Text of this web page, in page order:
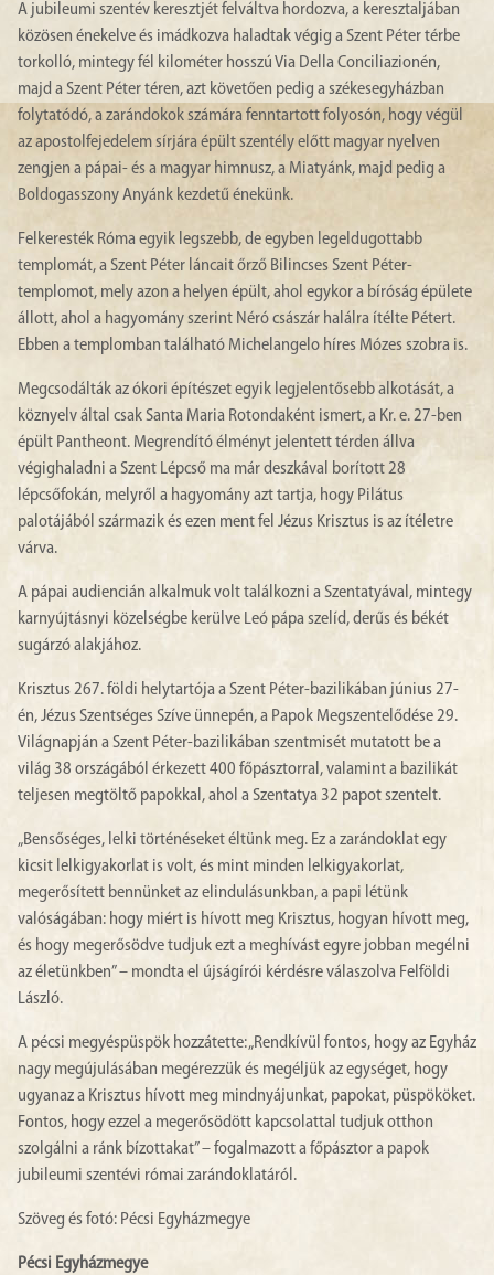
A jubileumi szentév keresztjét felváltva hordozva, a keresztaljában
közösen énekelve és imádkozva haladtak végig a Szent Péter térbe
torkolló, mintegy fél kilométer hosszú Via Della Conciliazionén,
majd a Szent Péter téren, azt követően pedig a székesegyházban
folytatódó, a zarándokok számára fenntartott folyosón, hogy végül
az apostolfejedelem sírjára épült szentély előtt magyar nyelven
zengjen a pápai- és a magyar himnusz, a Miatyánk, majd pedig a
Boldogasszony Anyánk kezdetű énekünk.
Felkeresték Róma egyik legszebb, de egyben legeldugottabb
templomát, a Szent Péter láncait őrző Bilincses Szent Péter-
templomot, mely azon a helyen épült, ahol egykor a bíróság épülete
állott, ahol a hagyomány szerint Néró császár halálra ítélte Pétert.
Ebben a templomban található Michelangelo híres Mózes szobra is.
Megcsodálták az ókori építészet egyik legjelentősebb alkotását, a
köznyelv által csak Santa Maria Rotondaként ismert, a Kr. e. 27-ben
épült Pantheont. Megrendító élményt jelentett térden állva
végighaladni a Szent Lépcső ma már deszkával borított 28
lépcsőfokán, melyről a hagyomány azt tartja, hogy Pilátus
palotájából származik és ezen ment fel Jézus Krisztus is az ítéletre
várva.
A pápai audiencián alkalmuk volt találkozni a Szentatyával, mintegy
karnyújtásnyi közelségbe kerülve Leó pápa szelíd, derűs és békét
sugárzó alakjához.
Krisztus 267. földi helytartója a Szent Péter-bazilikában június 27-
én, Jézus Szentséges Szíve ünnepén, a Papok Megszentelődése 29.
Világnapján a Szent Péter-bazilikában szentmisét mutatott be a
világ 38 országából érkezett 400 főpásztorral, valamint a bazilikát
teljesen megtöltő papokkal, ahol a Szentatya 32 papot szentelt.
„Bensőséges, lelki történéseket éltünk meg. Ez a zarándoklat egy
kicsit lelkigyakorlat is volt, és mint minden lelkigyakorlat,
megerősített bennünket az elindulásunkban, a papi létünk
valóságában: hogy miért is hívott meg Krisztus, hogyan hívott meg,
és hogy megerősödve tudjuk ezt a meghívást egyre jobban megélni
az életünkben” – mondta el újságírói kérdésre válaszolva Felföldi
László.
A pécsi megyéspüspök hozzátette: „Rendkívül fontos, hogy az Egyház
nagy megújulásában megérezzük és megéljük az egységet, hogy
ugyanaz a Krisztus hívott meg mindnyájunkat, papokat, püspököket.
Fontos, hogy ezzel a megerősödött kapcsolattal tudjuk otthon
szolgálni a ránk bízottakat” – fogalmazott a főpásztor a papok
jubileumi szentévi római zarándoklatáról.
Szöveg és fotó: Pécsi Egyházmegye
Pécsi Egyházmegye